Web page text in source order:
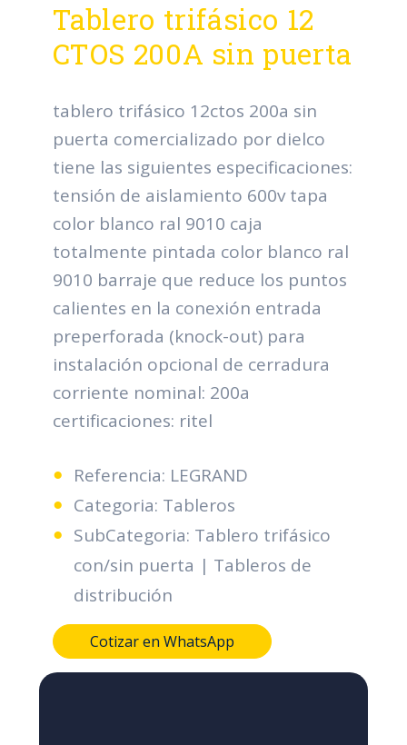
Tablero trifásico 12
CTOS 200A sin puerta
tablero trifásico 12ctos 200a sin
puerta comercializado por dielco
tiene las siguientes especificaciones:
tensión de aislamiento 600v tapa
color blanco ral 9010 caja
totalmente pintada color blanco ral
9010 barraje que reduce los puntos
calientes en la conexión entrada
preperforada (knock-out) para
instalación opcional de cerradura
corriente nominal: 200a
certificaciones: ritel
Referencia: LEGRAND
Categoria: Tableros
SubCategoria: Tablero trifásico
con/sin puerta | Tableros de
distribución
Cotizar en WhatsApp